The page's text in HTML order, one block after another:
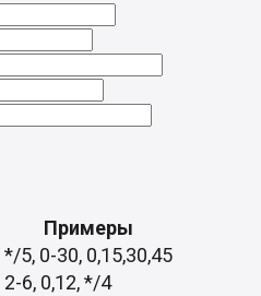
Примеры
*/5, 0-30, 0,15,30,45
2-6, 0,12, */4